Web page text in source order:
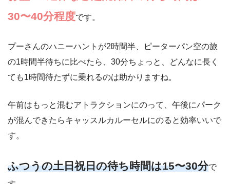
30〜40分程度です。
プーさんのハニーハントが2時間半、ピーターパン空の旅
の1時間半待ちに比べたら、30分ちょっと、どんなに長く
ても1時間待たずに乗れるのは助かりますね。
午前はもっと混むアトラクションにのって、午後にパーク
が混んできたらキャッスルカルーセルにのると効率いいで
す。
ふつうの土日祝日の待ち時間は15〜30分で